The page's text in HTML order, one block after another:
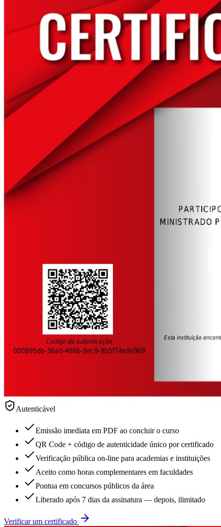
Autenticável
Emissão imediata em PDF ao concluir o curso
QR Code + código de autenticidade único por certificado
Verificação pública on-line para academias e instituições
Aceito como horas complementares em faculdades
Pontua em concursos públicos da área
Liberado após 7 dias da assinatura — depois, ilimitado
Verificar um certificado